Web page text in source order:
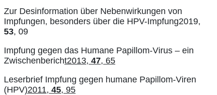
Zur Desinformation über Nebenwirkungen von
Impfungen, besonders über die HPV-Impfung2019,
53, 09
Impfung gegen das Humane Papillom-Virus – ein
Zwischenbericht2013, 47, 65
Leserbrief Impfung gegen humane Papillom-Viren
(HPV)2011, 45, 95